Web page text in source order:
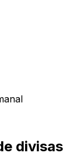
divisas